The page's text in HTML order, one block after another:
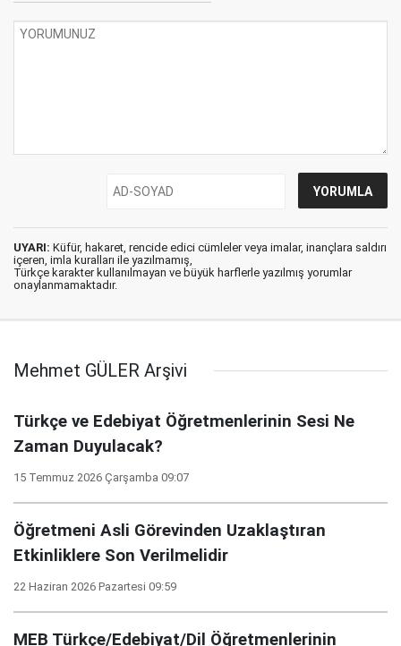
UYARI: Küfür, hakaret, rencide edici cümleler veya imalar, inançlara saldırı
içeren, imla kuralları ile yazılmamış,
Türkçe karakter kullanılmayan ve büyük harflerle yazılmış yorumlar
onaylanmamaktadır.
Mehmet GÜLER Arşivi
Türkçe ve Edebiyat Öğretmenlerinin Sesi Ne
Zaman Duyulacak?
15 Temmuz 2026 Çarşamba 09:07
Öğretmeni Asli Görevinden Uzaklaştıran
Etkinliklere Son Verilmelidir
22 Haziran 2026 Pazartesi 09:59
MEB Türkçe/Edebiyat/Dil Öğretmenlerinin